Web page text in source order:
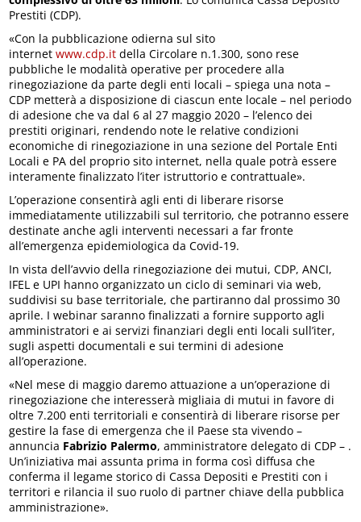
Prestiti (CDP).
«Con la pubblicazione odierna sul sito
internetwww.cdp.it della Circolare n.1.300, sono rese
pubbliche le modalità operative per procedere alla
rinegoziazione da parte degli enti locali – spiega una nota –
CDP metterà a disposizione di ciascun ente locale – nel periodo
di adesione che va dal 6 al 27 maggio 2020 – l’elenco dei
prestiti originari, rendendo note le relative condizioni
economiche di rinegoziazione in una sezione del Portale Enti
Locali e PA del proprio sito internet, nella quale potrà essere
interamente finalizzato l’iter istruttorio e contrattuale».
L’operazione consentirà agli enti di liberare risorse
immediatamente utilizzabili sul territorio, che potranno essere
destinate anche agli interventi necessari a far fronte
all’emergenza epidemiologica da Covid-19.
In vista dell’avvio della rinegoziazione dei mutui, CDP, ANCI,
IFEL e UPI hanno organizzato un ciclo di seminari via web,
suddivisi su base territoriale, che partiranno dal prossimo 30
aprile. I webinar saranno finalizzati a fornire supporto agli
amministratori e ai servizi finanziari degli enti locali sull’iter,
sugli aspetti documentali e sui termini di adesione
all’operazione.
«Nel mese di maggio daremo attuazione a un’operazione di
rinegoziazione che interesserà migliaia di mutui in favore di
oltre 7.200 enti territoriali e consentirà di liberare risorse per
gestire la fase di emergenza che il Paese sta vivendo –
annuncia Fabrizio Palermo, amministratore delegato di CDP – .
Un’iniziativa mai assunta prima in forma così diffusa che
conferma il legame storico di Cassa Depositi e Prestiti con i
territori e rilancia il suo ruolo di partner chiave della pubblica
amministrazione».